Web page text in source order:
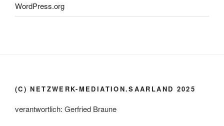
WordPress.org
(C) NETZWERK-MEDIATION.SAARLAND 2025
verantwortlich: Gerfried Braune